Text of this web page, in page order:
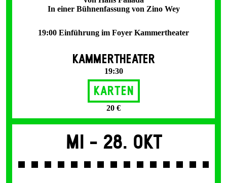
In einer Bühnenfassung von Zino Wey
19:00 Einführung im Foyer Kammertheater
KAMMERTHEATER
19:30
Karten
20 €
Mi - 28. Okt